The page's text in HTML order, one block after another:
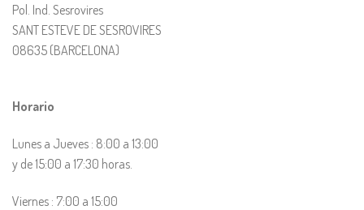
Pol. Ind. Sesrovires
SANT ESTEVE DE SESROVIRES
08635 (BARCELONA)
Horario
Lunes a Jueves : 8:00 a 13:00
y de 15:00 a 17:30 horas.
Viernes : 7:00 a 15:00